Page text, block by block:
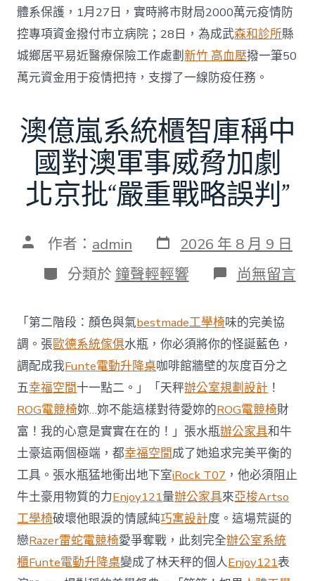
體系保護，1月27日，實時將市財局2000萬元疫情防
控專項資金撥付市立病院；28日，為成武森和診所縣
城鄉居平易近醫療保險工作處劃新竹 高血壓撥一筆50
萬元資金用于疫情把持，支撐了一線防疫任務。
澳億嵐系統櫃智庫稱中
國對澳軍事威脅加劇
北京批“嚴重戰略誤判”
文 作者： admin 發
表
日
期
2026 年 8 月 9 日
分
類
分類於 鐘聲輕輕響 在
〈澳
嵐
系
統
櫃
智
庫
稱
中
國
對
澳
軍
事
威
脅
加
劇
北
京
尚無留言
「第二階段：顏色與氣bestmade工學椅味的完美協
調。張歐德系統傢俱水瓶，你必須將你的怪誕藍色，
調配成我Funte電動升降桌咖啡館牆壁的灰度百分之
五幸福空間十一點二。」「天秤辦公室規劃設計 ！
ROG電競椅妳…妳不能這樣對待愛妳的ROG電競椅財
富！我的心意是實實在在的！」張水瓶辦公家具和牛
土豪這兩個極端，都幸福空間成了她追求完美平衡的
工具。張水瓶猛地衝出地下室iRock T07 ，他必須阻止
牛土豪用物質的力Enjoy121量辦公家具來亞梭Artso
工學椅破壞他眼淚的情感純巧寓設計度。這場荒誕的
戀Razer雷蛇電競椅愛爭奪戰，此刻完全辦公室系統
櫃Funte電動升降桌變成了林天秤的個人Enjoy121表